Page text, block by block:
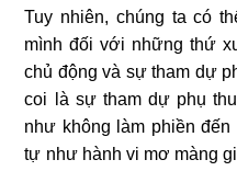
Tuy nhiên, chúng ta có
mình đối với những thứ
chủ động và sự tham dự
coi là sự tham dự phụ
như không làm phiền
tự như hành vi mơ màng